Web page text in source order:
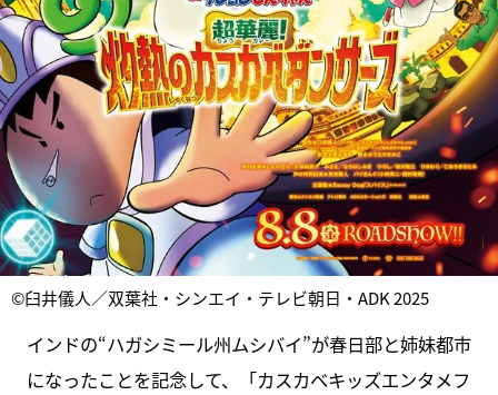
©臼井儀人／双葉社・シンエイ・テレビ朝日・ADK 2025
インドの“ハガシミール州ムシバイ”が春日部と姉妹都市
になったことを記念して、「カスカベキッズエンタメフ